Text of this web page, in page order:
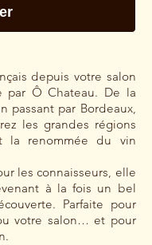
depuis votre salon
par Ô Chateau. De la
passant par Bordeaux,
les grandes régions
la renommée du vin
les connaisseurs, elle
à la fois un bel
Parfaite pour
votre salon… et pour